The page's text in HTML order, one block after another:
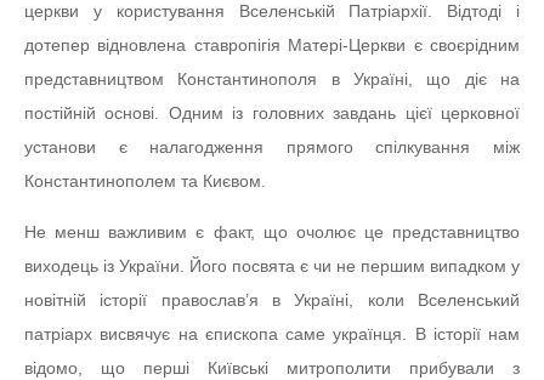
церкви у користування Вселенській Патріархії. Відтоді і
дотепер відновлена ставропігія Матері-Церкви є своєрідним
представництвом Константинополя в Україні, що діє на
постійній основі. Одним із головних завдань цієї церковної
установи є налагодження прямого спілкування між
Константинополем та Києвом.
Не менш важливим є факт, що очолює це представництво
виходець із України. Його посвята є чи не першим випадком у
новітній історії православ’я в Україні, коли Вселенський
патріарх висвячує на єпископа саме українця. В історії нам
відомо, що перші Київські митрополити прибували з